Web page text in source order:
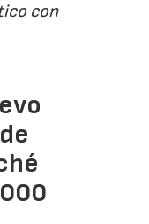
con